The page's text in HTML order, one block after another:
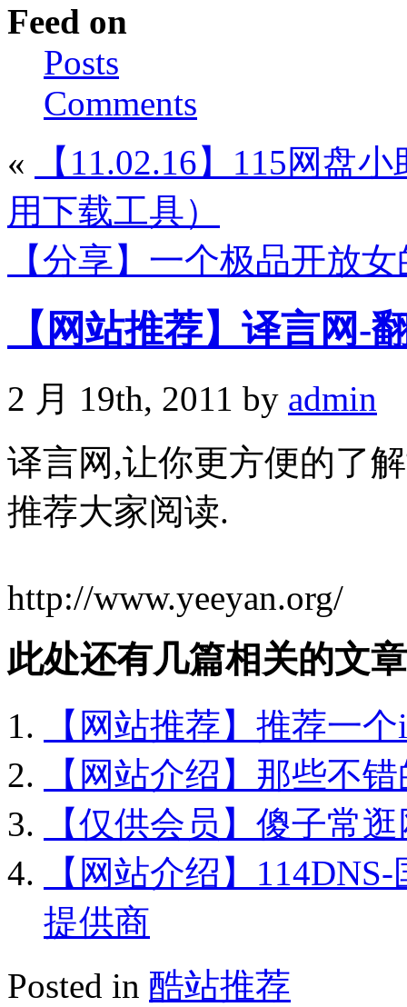
Feed on
Posts
Comments
«
【11.02.16】115网盘
用下载工具）
【分享】一个极品开放
【网站推荐】译言网-
2 月 19th, 2011 by admin
译言网,让你更方便的了
推荐大家阅读.
http://www.yeeyan.org/
此处还有几篇相关的文
【网站推荐】推荐一
【网站介绍】那些不
【仅供会员】傻子常
【网站介绍】
提供商
Posted in 酷站推荐